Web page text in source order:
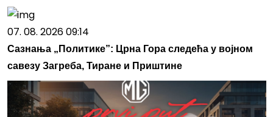
07. 08. 2026 09:14
Сазнања „Политике”: Црна Гора следећа у војном
савезу Загреба, Тиране и Приштине